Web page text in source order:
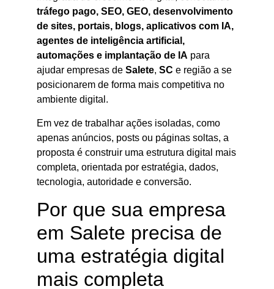
tráfego pago, SEO, GEO, desenvolvimento
de sites, portais, blogs, aplicativos com IA,
agentes de inteligência artificial,
automações e implantação de IA para
ajudar empresas de Salete, SC e região a se
posicionarem de forma mais competitiva no
ambiente digital.
Em vez de trabalhar ações isoladas, como
apenas anúncios, posts ou páginas soltas, a
proposta é construir uma estrutura digital mais
completa, orientada por estratégia, dados,
tecnologia, autoridade e conversão.
Por que sua empresa
em Salete precisa de
uma estratégia digital
mais completa